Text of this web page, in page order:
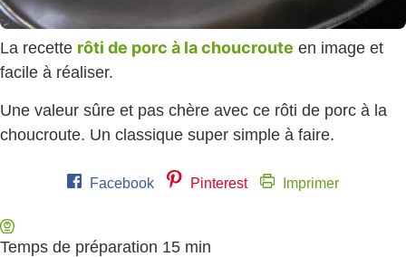
La recette rôti de porc à la choucroute en image et
facile à réaliser.
Une valeur sûre et pas chère avec ce rôti de porc à la
choucroute. Un classique super simple à faire.
Facebook Pinterest Imprimer
Temps de préparation 15 minutes
min